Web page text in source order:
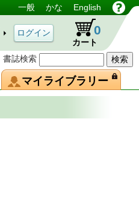
書誌検索
一般 かな English
カート
0
マイライブラリー